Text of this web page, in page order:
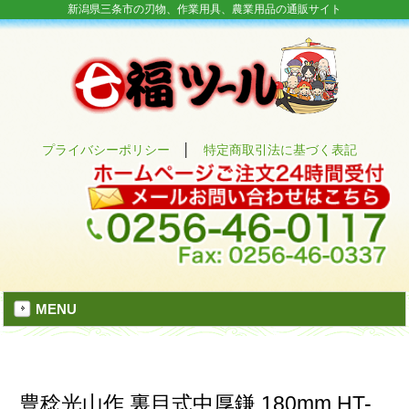
新潟県三条市の刃物、作業用具、農業用品の通販サイト
プライバシーポリシー │特定商取引法に基づく表記
MENU
豊稔光山作 裏目式中厚鎌 180mm HT-